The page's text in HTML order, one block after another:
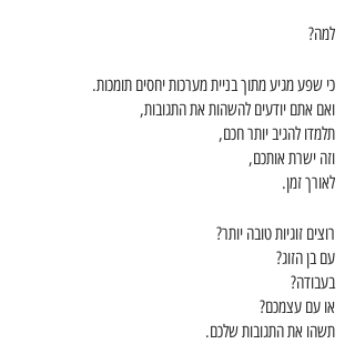
למה?
כי שפע מגיע מתוך בניית מערכות יחסים תומכות.
ואם אתם יודעים להשהות את התגובות,
תלמדו להגיב יותר חכם,
וזה ישרת אותכם,
לאורך זמן.
רוצים זוגיות טובה יותר?
עם בן הזוג?
בעבודה?
או עם עצמכם?
תשהו את התגובות שלכם.